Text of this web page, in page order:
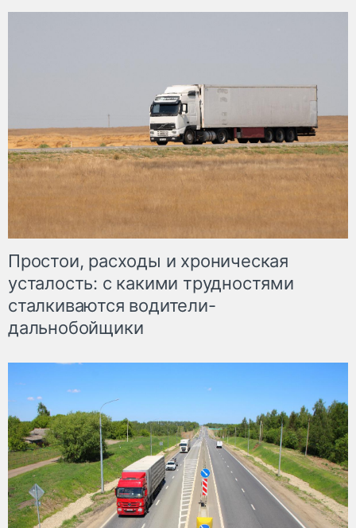
Простои, расходы и хроническая
усталость: с какими трудностями
сталкиваются водители-
дальнобойщики